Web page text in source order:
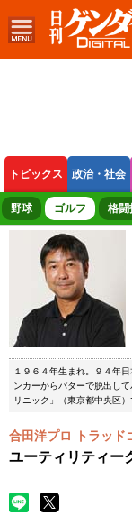
トピックス 政治・社会
ボートレース 競輪
野球 ゴルフ 格闘
１９６４年生まれ。９４年
ンカーからパターで脱出し
リニック」（東京都中央区）
合田洋プロ トラッド
ユーティリティー